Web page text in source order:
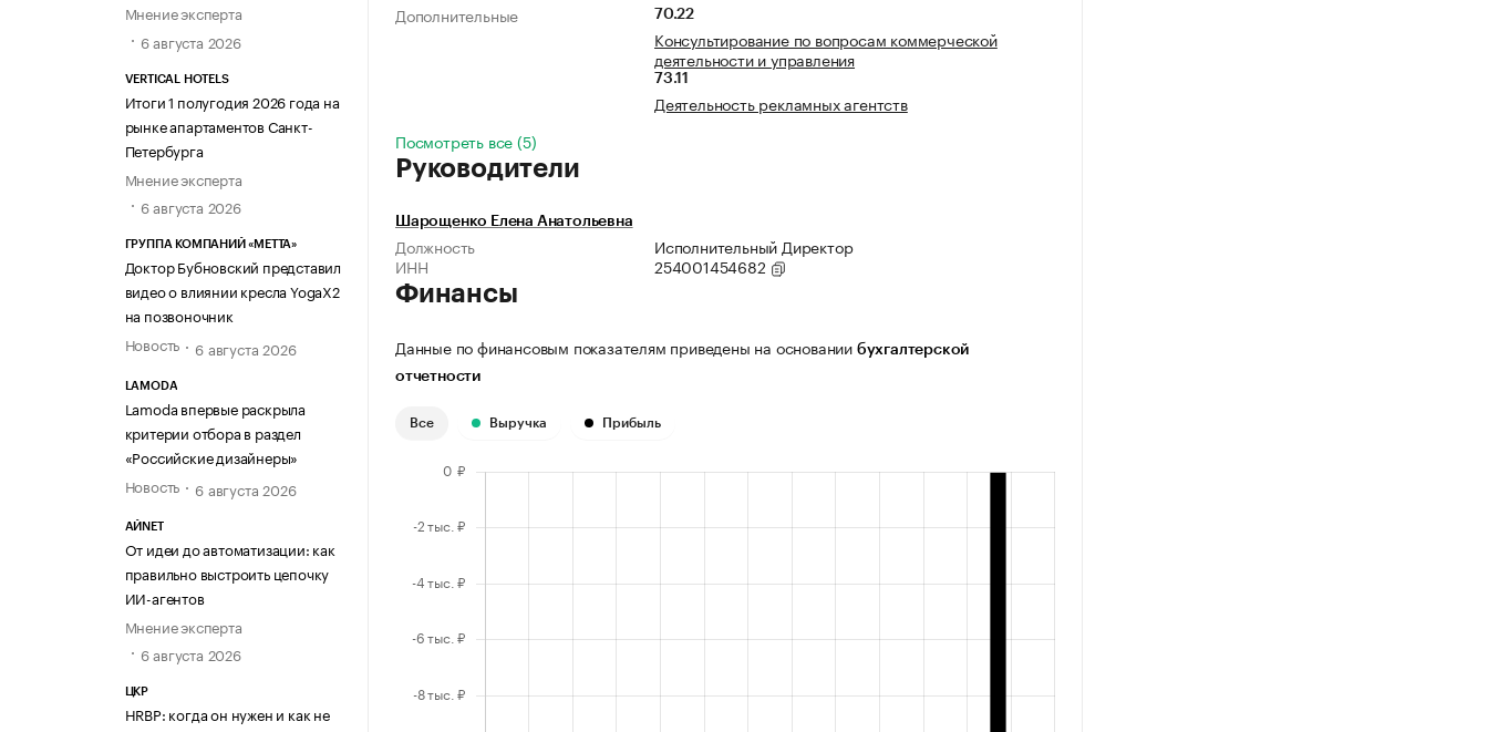
Мнение эксперта
6 августа 2026
VERTICAL HOTELS
Итоги 1 полугодия 2026 года на
рынке апартаментов Санкт-
Петербурга
Мнение эксперта
6 августа 2026
ГРУППА КОМПАНИЙ «МЕТТА»
Доктор Бубновский представил
видео о влиянии кресла YogaX2
на позвоночник
Новость
6 августа 2026
LAMODA
Lamoda впервые раскрыла
критерии отбора в раздел
«Российские дизайнеры»
Новость
6 августа 2026
АЙNET
От идеи до автоматизации: как
правильно выстроить цепочку
ИИ-агентов
Мнение эксперта
6 августа 2026
ЦКР
HRBP: когда он нужен и как не
Дополнительные
70.22
Консультирование по вопросам коммерческой
деятельности и управления
73.11
Деятельность рекламных агентств
Посмотреть все (5)
Руководители
Шарощенко Елена Анатольевна
Должность
Исполнительный Директор
ИНН
254001454682
Финансы
Данные по финансовым показателям приведены на основании бухгалтерской
отчетности
Все Выручка Прибыль